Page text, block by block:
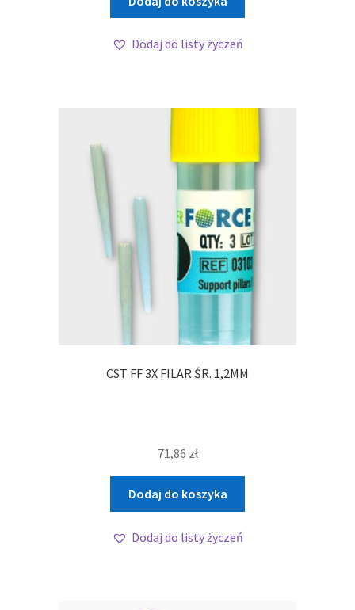
Dodaj do listy życzeń
CST FF 3X FILAR ŚR. 1,2MM
71,86 zł
Dodaj do koszyka
Dodaj do listy życzeń